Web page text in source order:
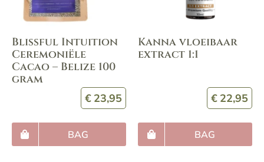
Blissful Intuition
Ceremoniële
Cacao – Belize 100
gram
€ 23,95
BAG
Kanna vloeibaar
extract 1:1
€ 22,95
BAG